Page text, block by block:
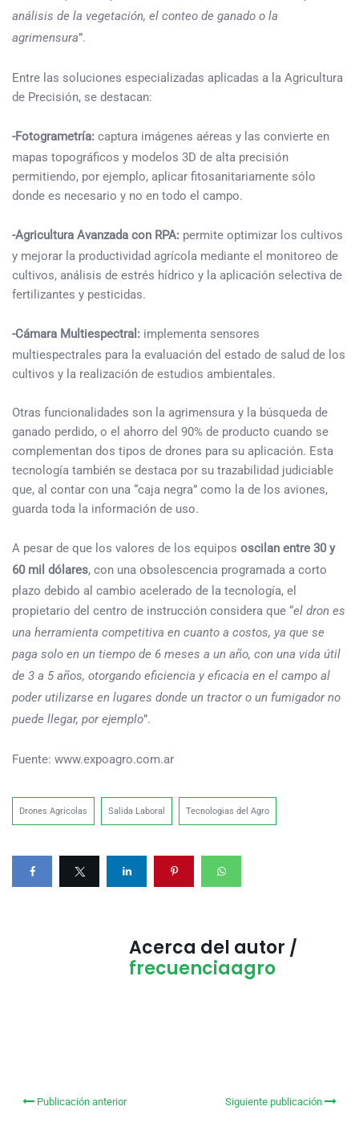
análisis de la vegetación, el conteo de ganado o la
agrimensura”.
Entre las soluciones especializadas aplicadas a la Agricultura
de Precisión, se destacan:
-Fotogrametría: captura imágenes aéreas y las convierte en
mapas topográficos y modelos 3D de alta precisión
permitiendo, por ejemplo, aplicar fitosanitariamente sólo
donde es necesario y no en todo el campo.
-Agricultura Avanzada con RPA: permite optimizar los cultivos
y mejorar la productividad agrícola mediante el monitoreo de
cultivos, análisis de estrés hídrico y la aplicación selectiva de
fertilizantes y pesticidas.
-Cámara Multiespectral: implementa sensores
multiespectrales para la evaluación del estado de salud de los
cultivos y la realización de estudios ambientales.
Otras funcionalidades son la agrimensura y la búsqueda de
ganado perdido, o el ahorro del 90% de producto cuando se
complementan dos tipos de drones para su aplicación. Esta
tecnología también se destaca por su trazabilidad judiciable
que, al contar con una “caja negra” como la de los aviones,
guarda toda la información de uso.
A pesar de que los valores de los equipos oscilan entre 30 y
60 mil dólares, con una obsolescencia programada a corto
plazo debido al cambio acelerado de la tecnología, el
propietario del centro de instrucción considera que “el dron es
una herramienta competitiva en cuanto a costos, ya que se
paga solo en un tiempo de 6 meses a un año, con una vida útil
de 3 a 5 años, otorgando eficiencia y eficacia en el campo al
poder utilizarse en lugares donde un tractor o un fumigador no
puede llegar, por ejemplo”.
Fuente: www.expoagro.com.ar
Drones Agricolas Salida Laboral Tecnologias del Agro
Acerca del autor /
frecuenciaagro
Publicación anterior Siguiente publicación